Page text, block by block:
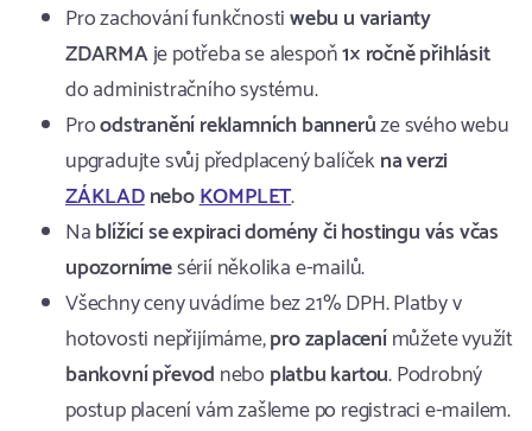
Pro zachování funkčnostiwebu u varianty
ZDARMAje potřeba se alespoň1× ročně přihlásit
do administračního systému.
Proodstranění reklamních bannerůze svého webu
upgradujte svůj předplacený balíčekna verzi
ZÁKLADneboKOMPLET.
Nablížící se expiraci domény či hostingu vás včas
upozornímesérií několika e-mailů.
Všechny ceny uvádíme bez 21% DPH. Platby v
hotovosti nepřijímáme,pro zaplacenímůžete využít
bankovní převod nebo platbu kartou. Podrobný
postup placení vám zašleme po registraci e-mailem.